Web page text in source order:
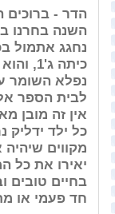
הדר -
השנה בחרנו
נחגג אתמול
כיתה
נפלא השומר
לבית הספר
אין זה מובן
כל ילד ידליק
מקווים
יאירו את כל
בחיים טובים
חד פעמי או